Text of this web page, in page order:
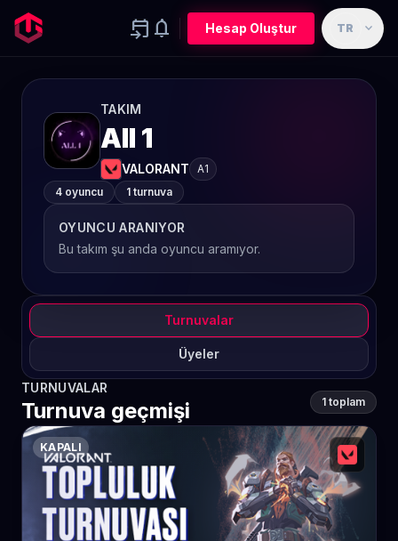
event_upcoming notifications Hesap Oluştur TR expand_more
TAKIM
All 1
VALORANT
A1
4 oyuncu
1 turnuva
OYUNCU ARANIYOR
Bu takım şu anda oyuncu aramıyor.
Turnuvalar
Üyeler
TURNUVALAR
Turnuva geçmişi 1 toplam
KAPALI